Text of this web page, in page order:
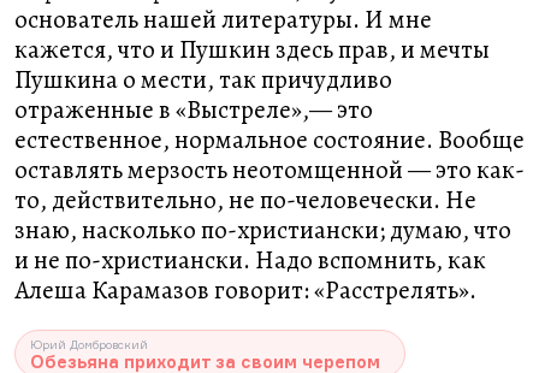
основатель нашей литературы. И мне
кажется, что и Пушкин здесь прав, и мечты
Пушкина о мести, так причудливо
отраженные в «Выстреле»,— это
естественное, нормальное состояние. Вообще
оставлять мерзость неотомщенной — это как-
то, действительно, не по-человечески. Не
знаю, насколько по-христиански; думаю, что
и не по-христиански. Надо вспомнить, как
Алеша Карамазов говорит: «Расстрелять».
Юрий Домбровский
Обезьяна приходит за своим черепом